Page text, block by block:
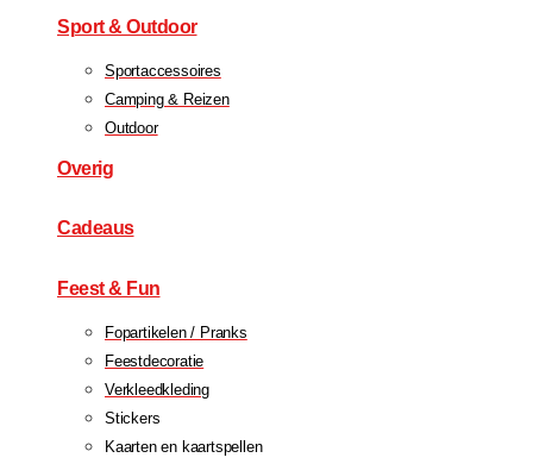
Sport & Outdoor
Sportaccessoires
Camping & Reizen
Outdoor
Overig
Cadeaus
Feest & Fun
Fopartikelen / Pranks
Feestdecoratie
Verkleedkleding
Stickers
Kaarten en kaartspellen